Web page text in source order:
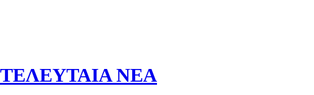
ΤΕΛΕΥΤΑΙΑ ΝΕΑ